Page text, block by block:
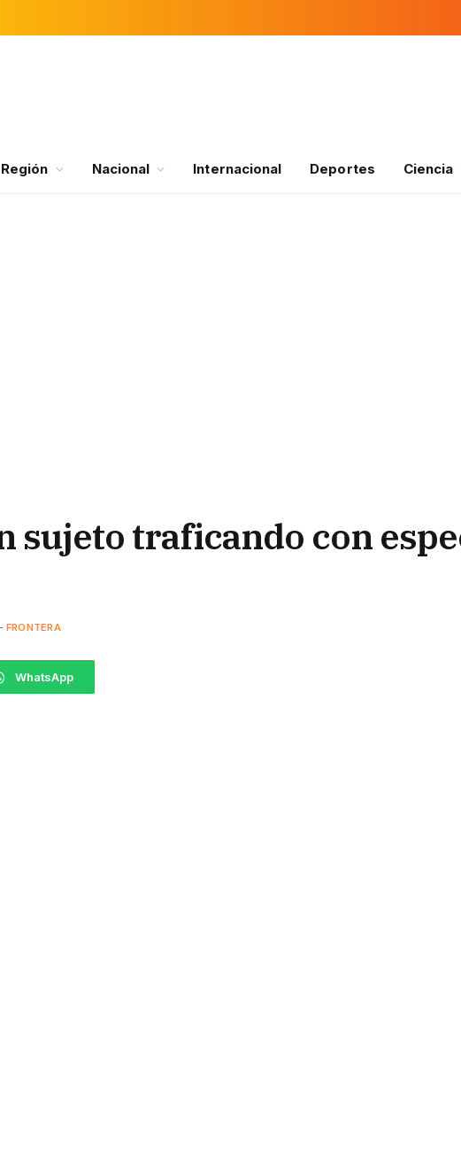
Región Nacional Internacional Deportes Ciencia
sujeto traficando con
FRONTERA
WhatsApp